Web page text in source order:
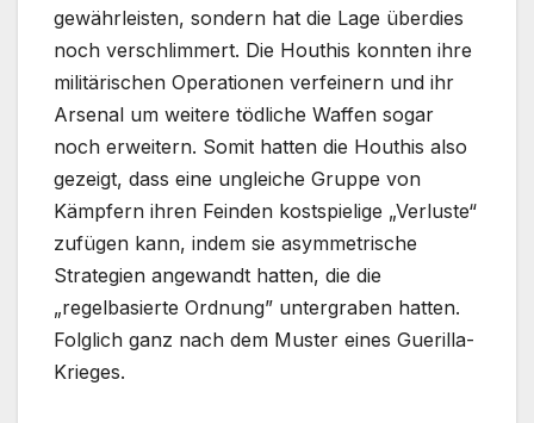
gewährleisten, sondern hat die Lage überdies
noch verschlimmert. Die Houthis konnten ihre
militärischen Operationen verfeinern und ihr
Arsenal um weitere tödliche Waffen sogar
noch erweitern. Somit hatten die Houthis also
gezeigt, dass eine ungleiche Gruppe von
Kämpfern ihren Feinden kostspielige „Verluste“
zufügen kann, indem sie asymmetrische
Strategien angewandt hatten, die die
„regelbasierte Ordnung” untergraben hatten.
Folglich ganz nach dem Muster eines Guerilla-
Krieges.